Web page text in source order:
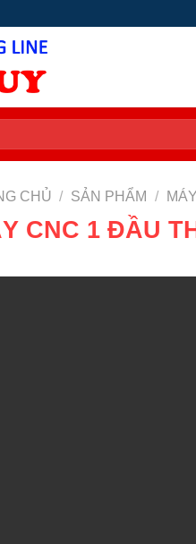
CHỦ / SẢN PHẨM /
CNC 1 ĐẦU